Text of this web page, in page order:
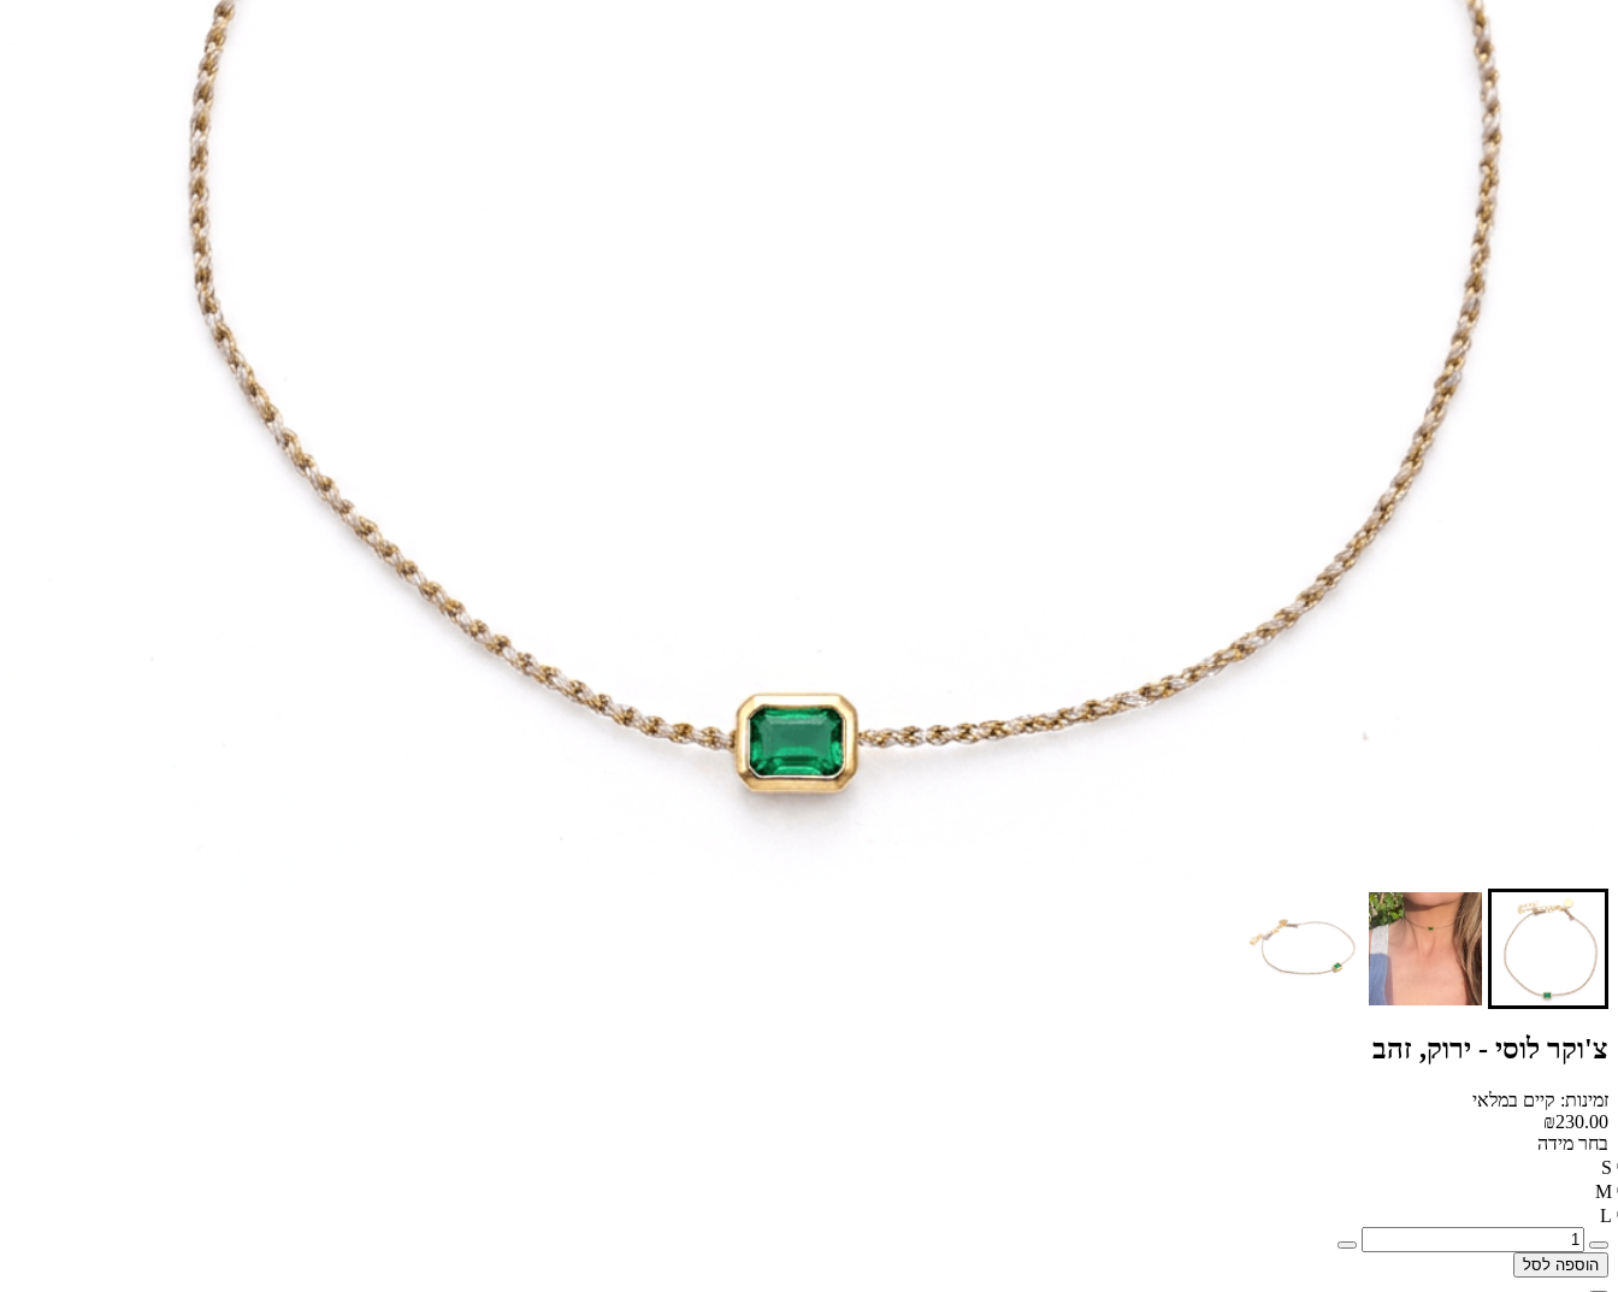
צ'וקר לוסי - ירוק, זהב
זמינות: קיים במלאי
₪230.00
בחר מידה
S
M
L
הוספה לסל